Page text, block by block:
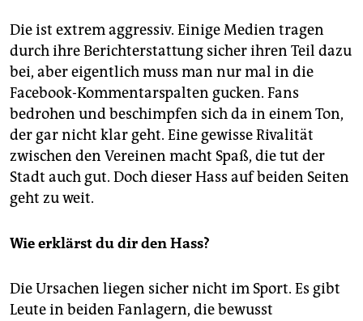
Die ist extrem aggressiv. Einige Medien tragen
durch ihre Berichterstattung sicher ihren Teil dazu
bei, aber eigentlich muss man nur mal in die
Facebook-Kommentarspalten gucken. Fans
bedrohen und beschimpfen sich da in einem Ton,
der gar nicht klar geht. Eine gewisse Rivalität
zwischen den Vereinen macht Spaß, die tut der
Stadt auch gut. Doch dieser Hass auf beiden Seiten
geht zu weit.
Wie erklärst du dir den Hass?
Die Ursachen liegen sicher nicht im Sport. Es gibt
Leute in beiden Fanlagern, die bewusst